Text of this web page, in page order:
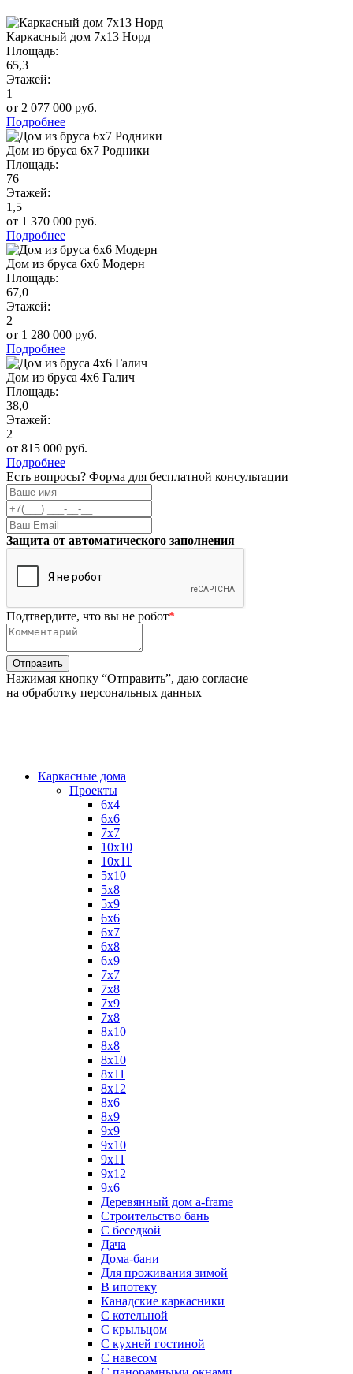
Каркасный дом 7х13 Норд
Площадь:
65,3
Этажей:
1
от 2 077 000 руб.
Подробнее
Дом из бруса 6х7 Родники
Площадь:
76
Этажей:
1,5
от 1 370 000 руб.
Подробнее
Дом из бруса 6х6 Модерн
Площадь:
67,0
Этажей:
2
от 1 280 000 руб.
Подробнее
Дом из бруса 4х6 Галич
Площадь:
38,0
Этажей:
2
от 815 000 руб.
Подробнее
Есть вопросы? Форма для бесплатной консультации
Защита от автоматического заполнения
Подтвердите, что вы не робот*
Нажимая кнопку “Отправить”, даю согласие
на обработку персональных данных
Каркасные дома
Проекты
6х4
6х6
7х7
10х10
10х11
5х10
5х8
5х9
6x6
6x7
6x8
6x9
7x7
7x8
7x9
7х8
8x10
8x8
8х10
8х11
8х12
8х6
8х9
9x9
9х10
9х11
9х12
9х6
Деревянный дом a-frame
Строительство бань
С беседкой
Дача
Дома-бани
Для проживания зимой
В ипотеку
Канадские каркасники
С котельной
С крыльцом
С кухней гостиной
С навесом